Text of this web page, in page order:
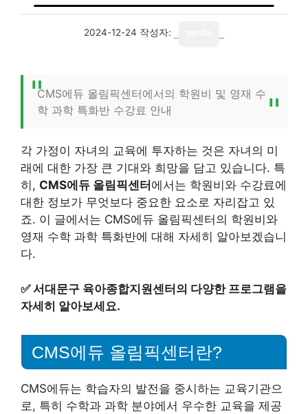
2024-12-24 작성자:
CMS에듀 올림픽센터에서의 학원비 및 영재 수
학 과학 특화반 수강료 안내
각 가정이 자녀의 교육에 투자하는 것은 자녀의 미
래에 대한 가장 큰 기대와 희망을 담고 있습니다. 특
히, CMS에듀 올림픽센터 에서는 학원비와 수강료에
대한 정보가 무엇보다 중요한 요소로 자리잡고 있
죠. 이 글에서는 CMS에듀 올림픽센터의 학원비와
영재 수학 과학 특화반에 대해 자세히 알아보겠습니
다.
✅서대문구 육아종합지원센터의 다양한 프로그램을
자세히 알아보세요.
CMS에듀 올림픽센터란?
CMS에듀는 학습자의 발전을 중시하는 교육기관으
로, 특히 수학과 과학 분야에서 우수한 교육을 제공